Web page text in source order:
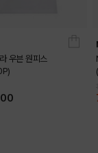
우븐 원피스